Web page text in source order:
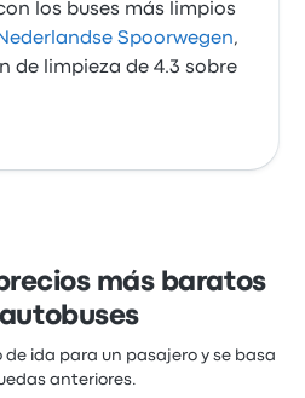
los buses más limpios
Spoorwegen,
de limpieza de 4.3 sobre
más baratos
de ida para un pasajero y se basa
anteriores.